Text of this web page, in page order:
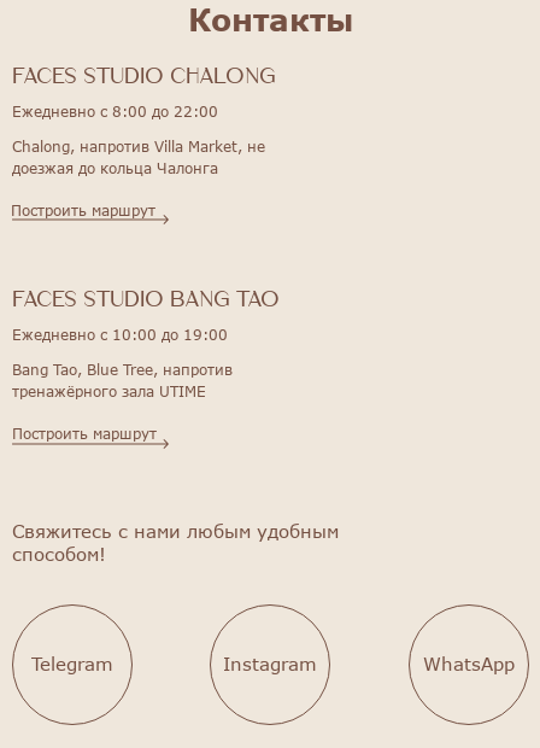
Контакты
FACES STUDIO bang tao
Построить маршрут
Ежедневно с 8:00 до 22:00
Ежедневно с 10:00 до 19:00
Chalong, напротив Villa Market, не
доезжая до кольца Чалонга
Построить маршрут
Instagram WhatsApp
Telegram
Свяжитесь с нами любым удобным
способом!
FACES STUDIO Chalong
Bang Tao, Blue Tree, напротив
тренажёрного зала UTIME